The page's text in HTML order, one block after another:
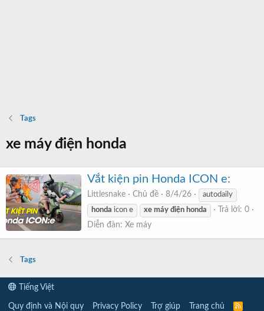
Tags
xe máy điện honda
Vắt kiện pin Honda ICON e:
Littlesnake Chủ đề 8/4/26
autodaily
honda icon e xe máy điện honda
Trả lời: 0
Diễn đàn: Xe máy
Tags
Tiếng Việt
Quy định và Nội quy Privacy Policy Trợ giúp Trang chủ R